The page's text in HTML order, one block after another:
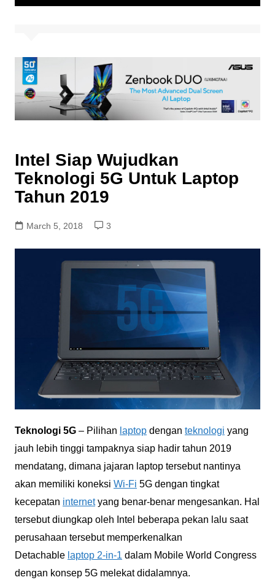
Intel Siap Wujudkan
Teknologi 5G Untuk Laptop
Tahun 2019
March 5, 2018 3
Teknologi 5G– Pilihan laptopdengan teknologi yang
jauh lebih tinggi tampaknya siap hadir tahun 2019
mendatang, dimana jajaran laptop tersebut nantinya
akan memiliki koneksi Wi-Fi 5G dengan tingkat
kecepatan internetyang benar-benar mengesankan. Hal
tersebut diungkap oleh Intel beberapa pekan lalu saat
perusahaan tersebut memperkenalkan
Detachable laptop 2-in-1 dalam Mobile World Congress
dengan konsep 5G melekat didalamnya.